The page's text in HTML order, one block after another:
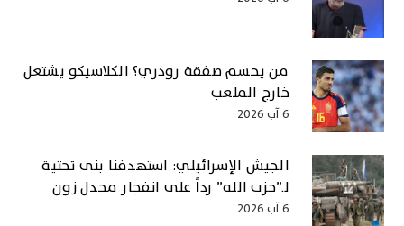
من يحسم صفقة رودري؟ الكلاسيكو يشتعل
خارج الملعب
6 آب 2026
الجيش الإسرائيلي: استهدفنا بنى تحتية
لـ”حزب الله” رداً على انفجار مجدل زون
6 آب 2026